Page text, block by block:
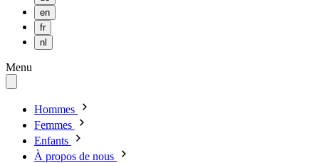
en
fr
nl
Menu
Hommes
Femmes
Enfants
À propos de nous